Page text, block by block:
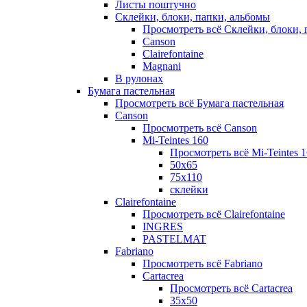
Листы поштучно
Склейки, блоки, папки, альбомы
Просмотреть всё Склейки, блоки,
Canson
Clairefontaine
Magnani
В рулонах
Бумага пастельная
Просмотреть всё Бумага пастельная
Canson
Просмотреть всё Canson
Mi-Teintes 160
Просмотреть всё Mi-Teintes
50х65
75х110
склейки
Clairefontaine
Просмотреть всё Clairefontaine
INGRES
PASTELMAT
Fabriano
Просмотреть всё Fabriano
Cartacrea
Просмотреть всё Cartacrea
35х50